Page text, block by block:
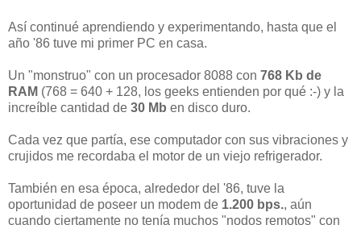
Así continué aprendiendo y experimentando, hasta que el
año '86 tuve mi primer PC en casa.
Un "monstruo" con un procesador 8088 con 768 Kb de
RAM (768 = 640 + 128, los geeks entienden por qué :-) y la
increíble cantidad de 30 Mb en disco duro.
Cada vez que partía, ese computador con sus vibraciones y
crujidos me recordaba el motor de un viejo refrigerador.
También en esa época, alrededor del '86, tuve la
oportunidad de poseer un modem de 1.200 bps., aún
cuando ciertamente no tenía muchos "nodos remotos" con